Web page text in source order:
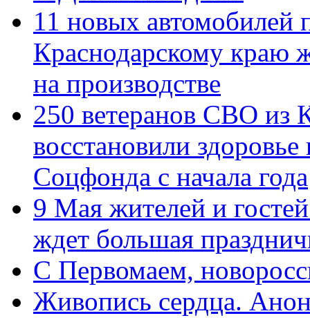
11 новых автомобилей
Краснодарскому краю
на производстве
250 ветеранов СВО из
восстановили
Соцфонда с начала года
9 Мая жителей и
ждет большая
C Первомаем,
Живопись сердца.